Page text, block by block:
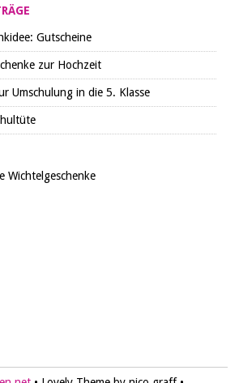
Gutscheine
zur Hochzeit
Umschulung in die 5. Klasse